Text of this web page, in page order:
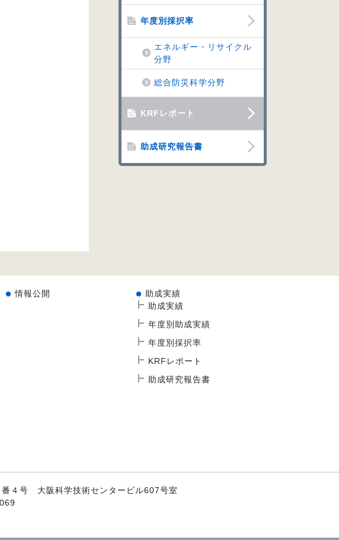
年度別採択率
エネルギー・リサイクル
分野
総合防災科学分野
KRFレポート
助成研究報告書
情報公開
助成実績
助成実績
年度別助成実績
年度別採択率
KRFレポート
助成研究報告書
４号 大阪科学技術センタービル607号室